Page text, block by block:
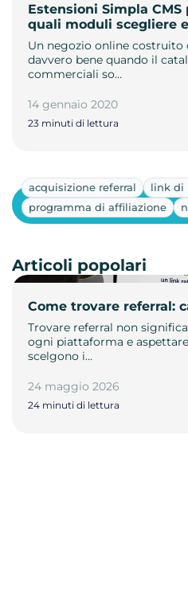
Estensioni Simpla
quali moduli scegliere
Un negozio online costruito
davvero bene quando il
commerciali so…
14 gennaio 2020
23 minuti di lettura
acquisizione referral
link di
programma di affiliazione
Come trovare referral:
Trovare referral non
ogni piattaforma e
scelgono i…
24 maggio 2026
24 minuti di lettura
Articoli popolari